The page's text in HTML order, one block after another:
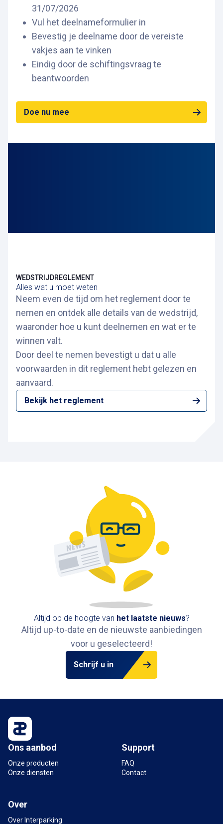
31/07/2026
Vul het deelnameformulier in
Bevestig je deelname door de vereiste
vakjes aan te vinken
Eindig door de schiftingsvraag te
beantwoorden
Doe nu mee
Alles wat u moet weten
WEDSTRIJDREGLEMENT
Neem even de tijd om het reglement door te
nemen en ontdek alle details van de wedstrijd,
waaronder hoe u kunt deelnemen en wat er te
winnen valt.
Door deel te nemen bevestigt u dat u alle
voorwaarden in dit reglement hebt gelezen en
aanvaard.
Bekijk het reglement
Altijd op de hoogte van het laatste nieuws?
Altijd up-to-date en de nieuwste aanbiedingen
voor u geselecteerd!
Schrijf u in
Ons aanbod
Onze producten
Onze diensten
Support
FAQ
Contact
Over
Over Interparking